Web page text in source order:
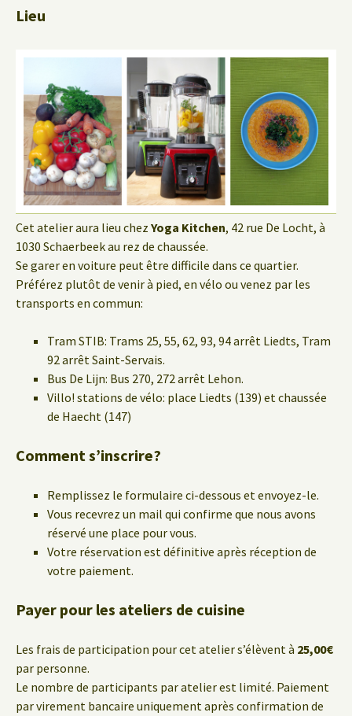
Lieu
Cet atelier aura lieu chez Yoga Kitchen, 42 rue De Locht, à
1030 Schaerbeek au rez de chaussée.
Se garer en voiture peut être difficile dans ce quartier.
Préférez plutôt de venir à pied, en vélo ou venez par les
transports en commun:
Tram STIB: Trams 25, 55, 62, 93, 94 arrêt Liedts, Tram
92 arrêt Saint-Servais.
Bus De Lijn: Bus 270, 272 arrêt Lehon.
Villo! stations de vélo: place Liedts (139) et chaussée
de Haecht (147)
Comment s’inscrire?
Remplissez le formulaire ci-dessous et envoyez-le.
Vous recevrez un mail qui confirme que nous avons
réservé une place pour vous.
Votre réservation est définitive après réception de
votre paiement.
Payer pour les ateliers de cuisine
Les frais de participation pour cet atelier s’élèvent à 25,00€
par personne.
Le nombre de participants par atelier est limité. Paiement
par virement bancaire uniquement après confirmation de